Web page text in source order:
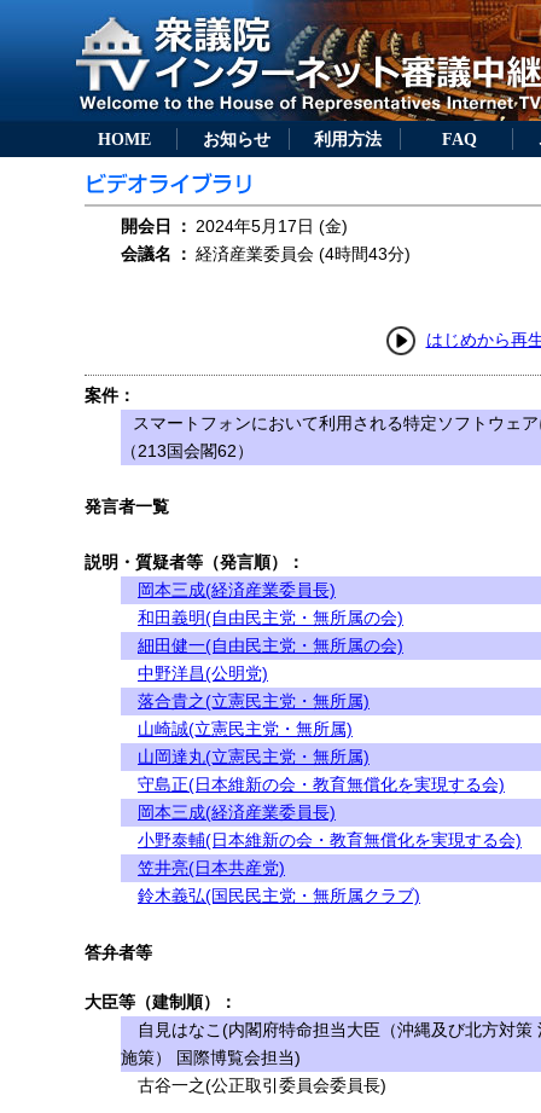
HOME お知らせ 利用方法 FAQ
開会日 ： 2024年5月17日 (金)
会議名
： 経済産業委員会 (4時間43分)
はじめから再
案件：
スマートフォンにおいて利用される特定ソフトウェ
（213国会閣62）
発言者一覧
説明・質疑者等（発言順）：
岡本三成(経済産業委員長)
和田義明(自由民主党・無所属の会)
細田健一(自由民主党・無所属の会)
中野洋昌(公明党)
落合貴之(立憲民主党・無所属)
山崎誠(立憲民主党・無所属)
山岡達丸(立憲民主党・無所属)
守島正(日本維新の会・教育無償化を実現する会)
岡本三成(経済産業委員長)
小野泰輔(日本維新の会・教育無償化を実現する会)
笠井亮(日本共産党)
鈴木義弘(国民民主党・無所属クラブ)
答弁者等
大臣等（建制順）：
自見はなこ(内閣府特命担当大臣（沖縄及び北方対策
施策） 国際博覧会担当)
古谷一之(公正取引委員会委員長)